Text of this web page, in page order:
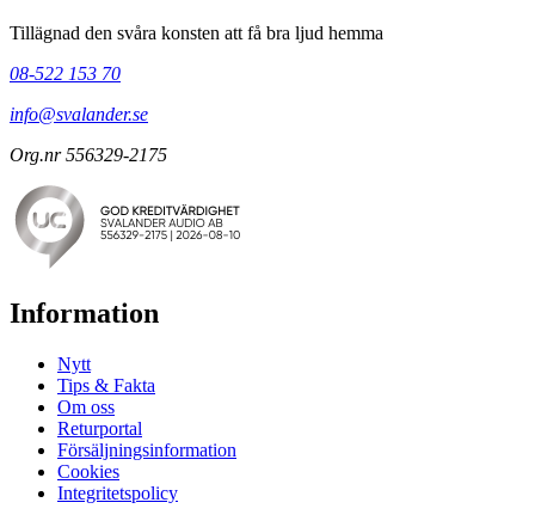
Tillägnad den svåra konsten att få bra ljud hemma
08-522 153 70
info@svalander.se
Org.nr 556329-2175
Information
Nytt
Tips & Fakta
Om oss
Returportal
Försäljningsinformation
Cookies
Integritetspolicy